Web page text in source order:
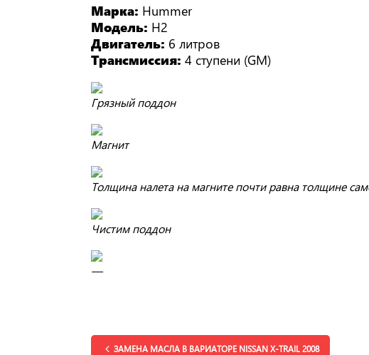
Марка: Hummer
Модель: H2
Двигатель: 6 литров
Трансмиссия:4 ступени (GM)
Грязный поддон
Магнит
Толщина налета на магните почти равна толщине
Чистим поддон
—
ЗАМЕНА МАСЛА В ВАРИАТОРЕ NISSAN X-TRAIL 2008